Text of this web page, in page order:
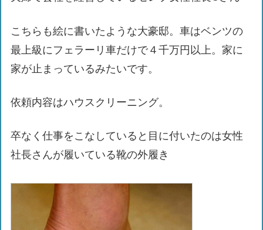
こちらも絵に書いたような大豪邸。車はベンツの
最上級にフェラーリ車だけで４千万円以上。家に
家が止まっているみたいです。
依頼内容はハウスクリーニング。
卒なく仕事をこなしていると目に付いたのは女性
社長さんが履いている靴の外履き